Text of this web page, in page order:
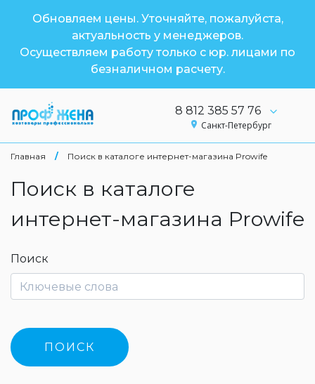
Обновляем цены. Уточняйте, пожалуйста,
актуальность у менеджеров.
Осуществляем работу только с юр. лицами по
безналичном расчету.
8 812 385 57 76
Санкт-Петербург
Главная / Поиск в каталоге интернет-магазина Prowife
Поиск в каталоге
интернет-магазина Prowife
Поиск